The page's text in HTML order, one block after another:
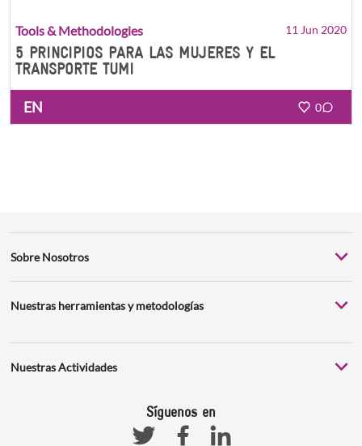
Tools & Methodologies 11 Jun 2020
5 PRINCIPIOS PARA LAS MUJERES Y EL
TRANSPORTE TUMI
EN 0
Sobre Nosotros
Nuestras herramientas y metodologías
Nuestras Actividades
Síguenos en
TwitterFacebookLinkedin